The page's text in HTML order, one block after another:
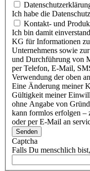
Ich habe die
Kontakt- und
Ich bin damit
KG für Informationen
Unternehmens sowie
und Durchführung von
per Telefon, E-Mail,
Verwendung der oben
Eine Änderung meiner
Gültigkeit meiner
ohne Angabe von
kann formlos erfolgen –
oder per E-Mail an
Senden
Captcha
Falls Du menschlich